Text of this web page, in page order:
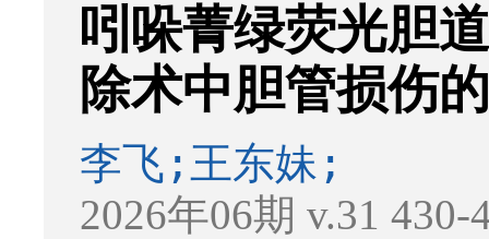
吲哚菁绿荧光胆
除术中胆管损伤
李飞;王东妹;
2026年06期 v.31